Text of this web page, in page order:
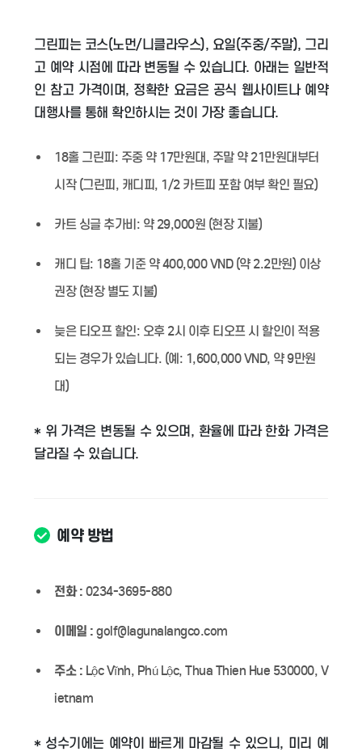
그린피는 코스(노먼/니클라우스), 요일(주중/주말), 그리
고 예약 시점에 따라 변동될 수 있습니다. 아래는 일반적
인 참고 가격이며, 정확한 요금은 공식 웹사이트나 예약
대행사를 통해 확인하시는 것이 가장 좋습니다.
18홀 그린피: 주중 약 17만원대, 주말 약 21만원대부터
시작 (그린피, 캐디피, 1/2 카트피 포함 여부 확인 필요)
카트 싱글 추가비: 약 29,000원 (현장 지불)
캐디 팁: 18홀 기준 약 400,000 VND (약 2.2만원) 이상
권장 (현장 별도 지불)
늦은 티오프 할인: 오후 2시 이후 티오프 시 할인이 적용
되는 경우가 있습니다. (예: 1,600,000 VND, 약 9만원
대)
* 위 가격은 변동될 수 있으며, 환율에 따라 한화 가격은
달라질 수 있습니다.
예약 방법
전화 : 0234-3695-880
이메일 : golf@lagunalangco.com
주소 : Lộc Vĩnh, Phú Lộc, Thua Thien Hue 530000, V
ietnam
* 성수기에는 예약이 빠르게 마감될 수 있으니, 미리 예